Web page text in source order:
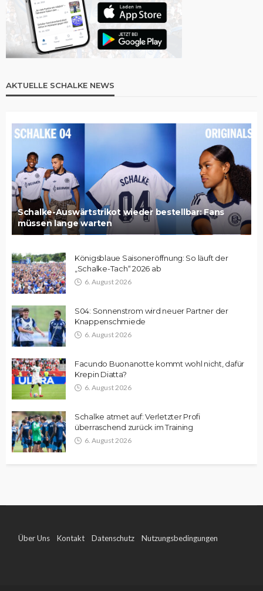
AKTUELLE SCHALKE NEWS
Schalke-Auswärtstrikot wieder bestellbar: Fans
müssen lange warten
Königsblaue Saisoneröffnung: So läuft der
„Schalke-Tach“ 2026 ab
6. August 2026
S04: Sonnenstrom wird neuer Partner der
Knappenschmiede
6. August 2026
Facundo Buonanotte kommt wohl nicht, dafür
Krepin Diatta?
6. August 2026
Schalke atmet auf: Verletzter Profi
überraschend zurück im Training
6. August 2026
Über Uns Kontakt Datenschutz Nutzungsbedingungen